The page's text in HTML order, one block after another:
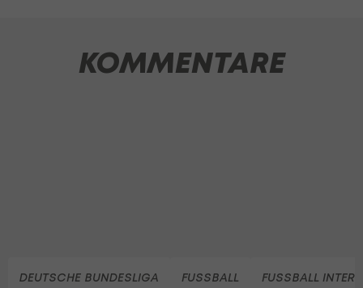
KOMMENTARE
DEUTSCHE BUNDESLIGA FUSSBALL FUSSBALL